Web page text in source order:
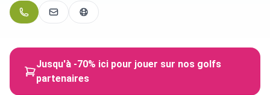
Jusqu'à -70% ici pour jouer sur nos golfs
partenaires